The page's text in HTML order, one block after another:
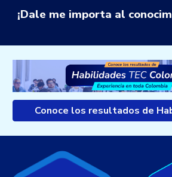
¡Dale me importa al
Conoce los resultados de